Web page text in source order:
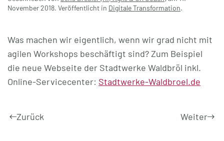
November 2018. Veröffentlicht in Digitale Transformation.
Was machen wir eigentlich, wenn wir grad nicht mit
agilen Workshops beschäftigt sind? Zum Beispiel
die neue Webseite der Stadtwerke Waldbröl inkl.
Online-Servicecenter: Stadtwerke-Waldbroel.de
Zurück Weiter